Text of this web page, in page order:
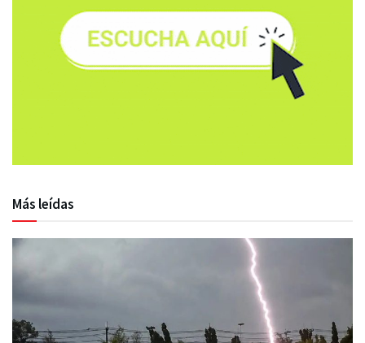
Más leídas